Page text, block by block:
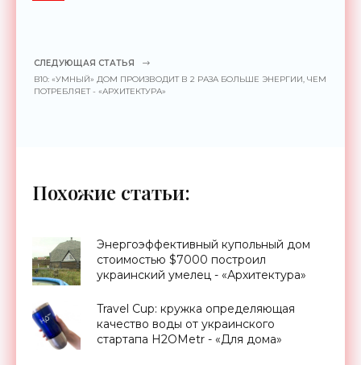
СЛЕДУЮЩАЯ СТАТЬЯ
B10: «УМНЫЙ» ДОМ ПРОИЗВОДИТ В 2 РАЗА БОЛЬШЕ ЭНЕРГИИ, ЧЕМ
ПОТРЕБЛЯЕТ - «АРХИТЕКТУРА»
Похожие статьи:
Энергоэффективный купольный дом
стоимостью $7000 построил
украинский умелец - «Архитектура»
Travel Cup: кружка определяющая
качество воды от украинского
стартапа H2OMetr - «Для дома»